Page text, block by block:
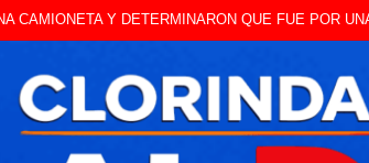
ESTE JUEVES